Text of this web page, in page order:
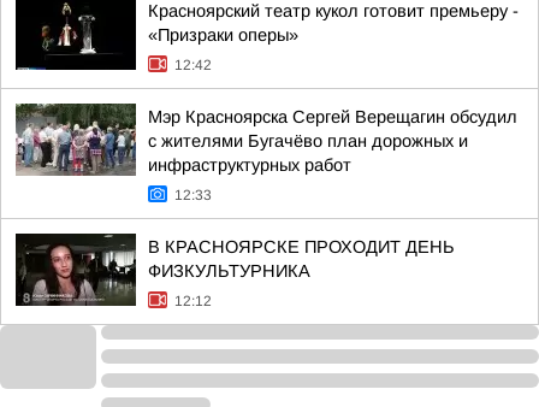
Красноярский театр кукол готовит премьеру -
«Призраки оперы»
12:42
Мэр Красноярска Сергей Верещагин обсудил
с жителями Бугачёво план дорожных и
инфраструктурных работ
12:33
В КРАСНОЯРСКЕ ПРОХОДИТ ДЕНЬ
ФИЗКУЛЬТУРНИКА
12:12